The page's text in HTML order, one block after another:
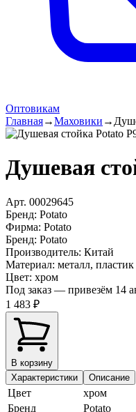
Оптовикам
Главная→Маховики →
Душевая
Арт. 00029645
Бренд: Potato
Фирма: Potato
Бренд: Potato
Производитель: Китай
Материал: металл, пластик
Цвет: хром
Под заказ — привезём 14
1 483 ₽
В корзину
Характеристики
Описание
Цвет
хром
Бренд
Potato